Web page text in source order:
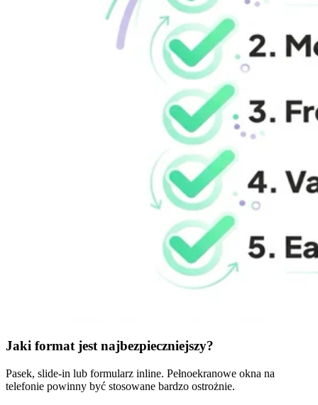
Jaki format jest najbezpieczniejszy?
Pasek, slide-in lub formularz inline. Pełnoekranowe okna na
telefonie powinny być stosowane bardzo ostrożnie.